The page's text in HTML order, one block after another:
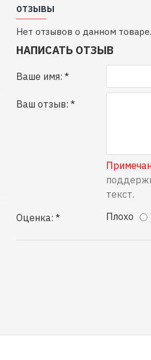
ОТЗЫВЫ
Нет отзывов о данном товаре.
НАПИСАТЬ ОТЗЫВ
Ваше имя:
Ваш отзыв:
текст.
Оценка:
Плохо